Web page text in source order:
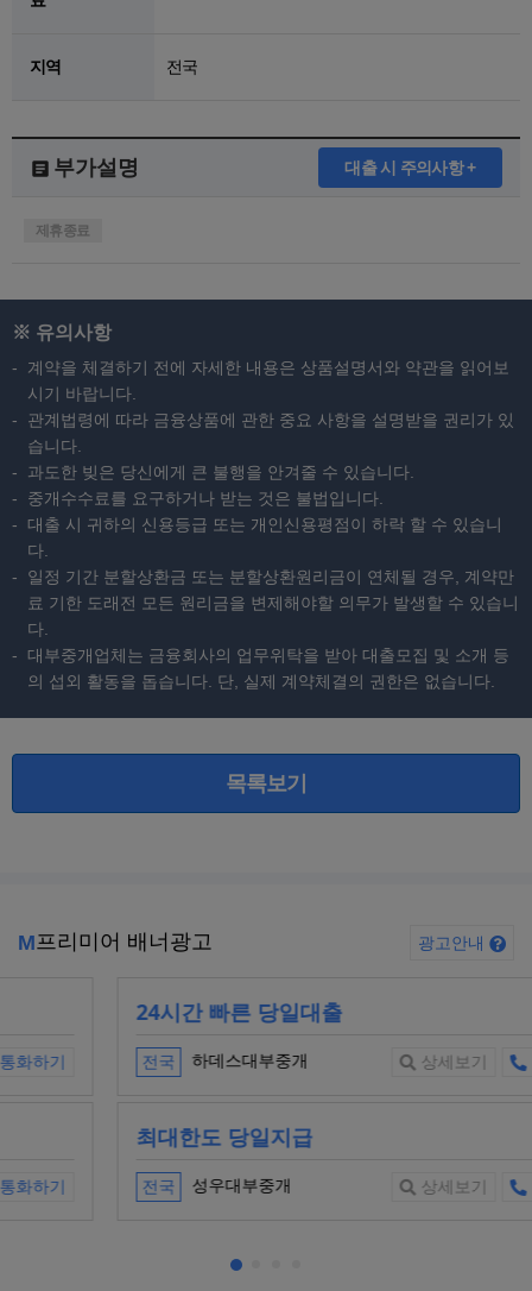
지역 전국
부가설명 대출 시 주의사항 +
제휴종료
※ 유의사항
계약을 체결하기 전에 자세한 내용은 상품설명서와 약관을 읽어보
시기 바랍니다.
관계법령에 따라 금융상품에 관한 중요 사항을 설명받을 권리가 있
습니다.
과도한 빚은 당신에게 큰 불행을 안겨줄 수 있습니다.
중개수수료를 요구하거나 받는 것은 불법입니다.
대출 시 귀하의 신용등급 또는 개인신용평점이 하락 할 수 있습니
다.
일정 기간 분할상환금 또는 분할상환원리금이 연체될 경우, 계약만
료 기한 도래전 모든 원리금을 변제해야할 의무가 발생할 수 있습니
다.
대부중개업체는 금융회사의 업무위탁을 받아 대출모집 및 소개 등
의 섭외 활동을 돕습니다. 단, 실제 계약체결의 권한은 없습니다.
목록보기
M프리미어 배너광고 광고안내
24시간 빠른 당일대출
전국 하데스대부중개 통화하기
최대한도 당일지급
전국 성우대부중개 통화하기